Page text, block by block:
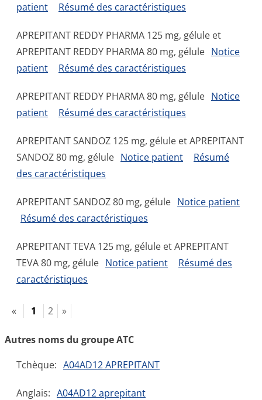
patient
Résumé des caractéristiques
APREPITANT REDDY PHARMA 125 mg, gélule et
APREPITANT REDDY PHARMA 80 mg, gélule Notice
patient
Résumé des caractéristiques
APREPITANT REDDY PHARMA 80 mg, gélule Notice
patient
Résumé des caractéristiques
APREPITANT SANDOZ 125 mg, gélule et APREPITANT
SANDOZ 80 mg, gélule Notice patient
Résumé
des caractéristiques
APREPITANT SANDOZ 80 mg, gélule Notice patient
Résumé des caractéristiques
APREPITANT TEVA 125 mg, gélule et APREPITANT
TEVA 80 mg, gélule Notice patient
Résumé des
caractéristiques
« 1 2 »
Autres noms du groupe ATC
Tchèque: A04AD12 APREPITANT
Anglais: A04AD12 aprepitant